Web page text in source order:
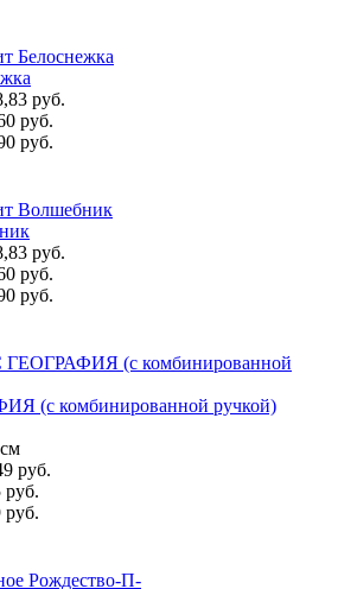
руб.
руб.
руб.
руб.
руб.
руб.
(с комбинированной ручкой)
руб.
руб.
руб.